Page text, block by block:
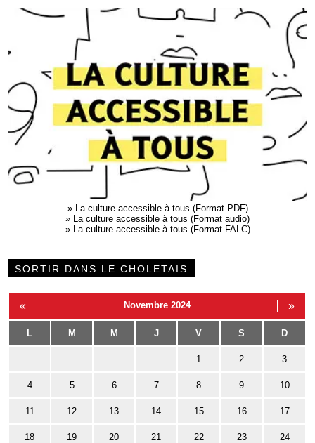
»
La culture accessible à tous (Format PDF)
»
La culture accessible à tous (Format audio)
»
La culture accessible à tous (Format FALC)
SORTIR DANS LE CHOLETAIS
« Novembre 2024 »
L M M J V S D
1 2 3
4 5 6 7 8 9 10
11 12 13 14 15 16 17
18 19 20 21 22 23 24